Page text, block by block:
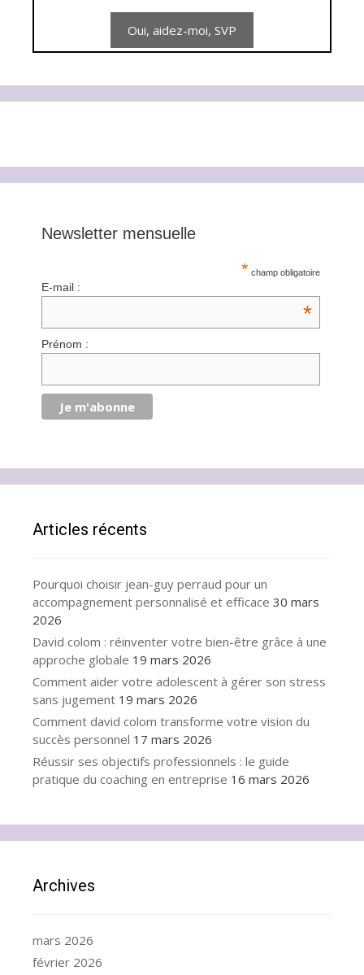
Newsletter mensuelle
* champ obligatoire
E-mail :
*
Prénom :
Articles récents
Pourquoi choisir jean-guy perraud pour un
accompagnement personnalisé et efficace 30 mars
2026
David colom : réinventer votre bien-être grâce à une
approche globale 19 mars 2026
Comment aider votre adolescent à gérer son stress
sans jugement 19 mars 2026
Comment david colom transforme votre vision du
succès personnel 17 mars 2026
Réussir ses objectifs professionnels : le guide
pratique du coaching en entreprise 16 mars 2026
Archives
mars 2026
février 2026